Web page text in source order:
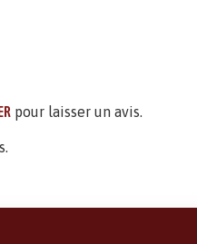
pour laisser un avis.